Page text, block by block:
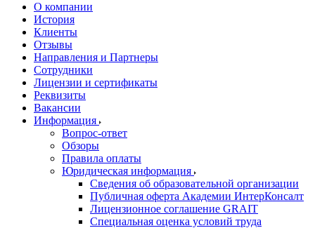
О компании
История
Клиенты
Отзывы
Направления и Партнеры
Сотрудники
Лицензии и сертификаты
Реквизиты
Вакансии
Информация
Вопрос-ответ
Обзоры
Правила оплаты
Юридическая информация
Сведения об образовательной организации
Публичная оферта Академии ИнтерКонсалт
Лицензионное соглашение GRAIT
Специальная оценка условий труда